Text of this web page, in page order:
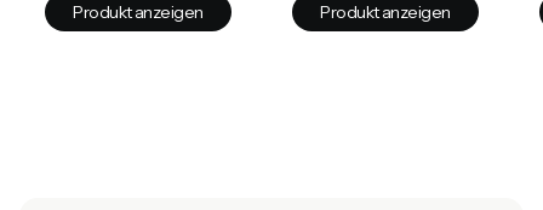
Produkt anzeigen Produkt anzeigen